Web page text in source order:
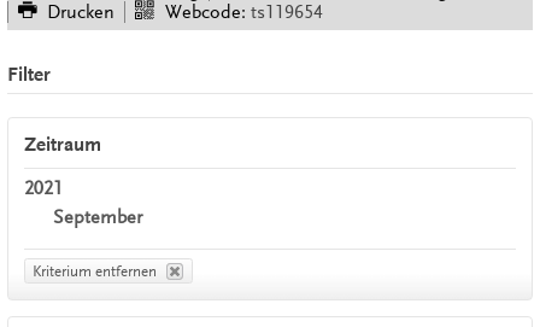
Drucken
Webcode: ts119654
Filter
Zeitraum
2021
September
Kriterium entfernen